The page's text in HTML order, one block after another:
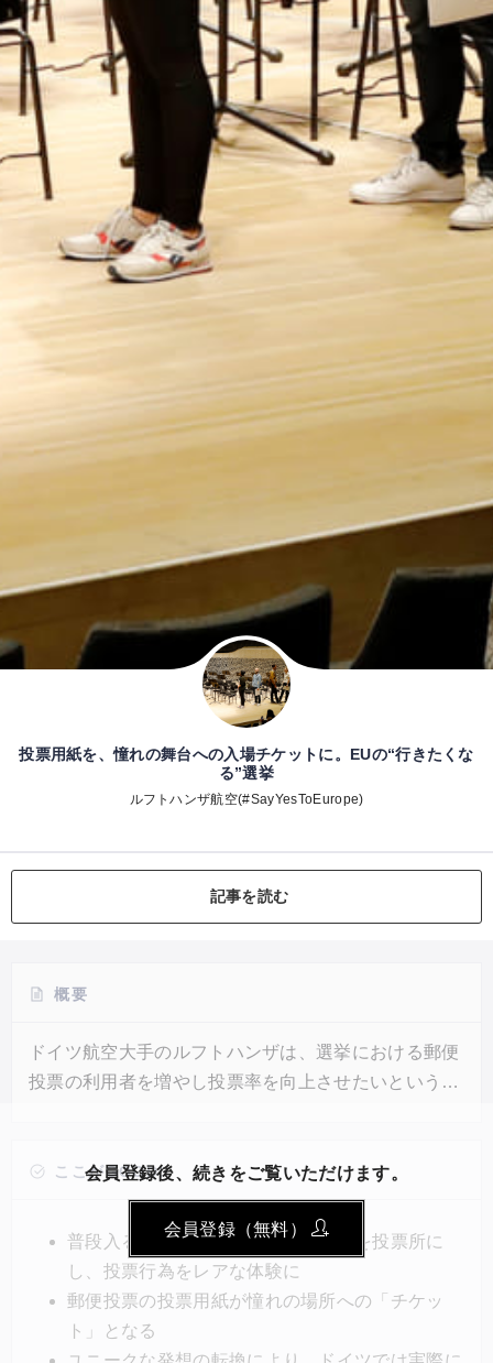
投票用紙を、憧れの舞台への入場チケットに。EUの“行きたくな
る”選挙
ルフトハンザ航空(#SayYesToEurope)
記事を読む
概要
ドイツ航空大手のルフトハンザは、選挙における郵便
投票の利用者を増やし投票率を向上させたいという狙
「#SayYesToEurope」というイニシアチブを支援し
ている。コンサートホールやクイズ番組のスタジオ、
ルフトハンザのフライトトレーニングセンターなどに
投票所が設置された。ソーシャルメディアでも話題と
なり、約3万8000人がこの方法で投票するために登録
した。
ここがGOOD!
普段入ることのできない特別な場所を投票所に
し、投票行為をレアな体験に
郵便投票の投票用紙が憧れの場所への「チケッ
ト」となる
会員登録後、続きをご覧いただけます。
会員登録（無料）